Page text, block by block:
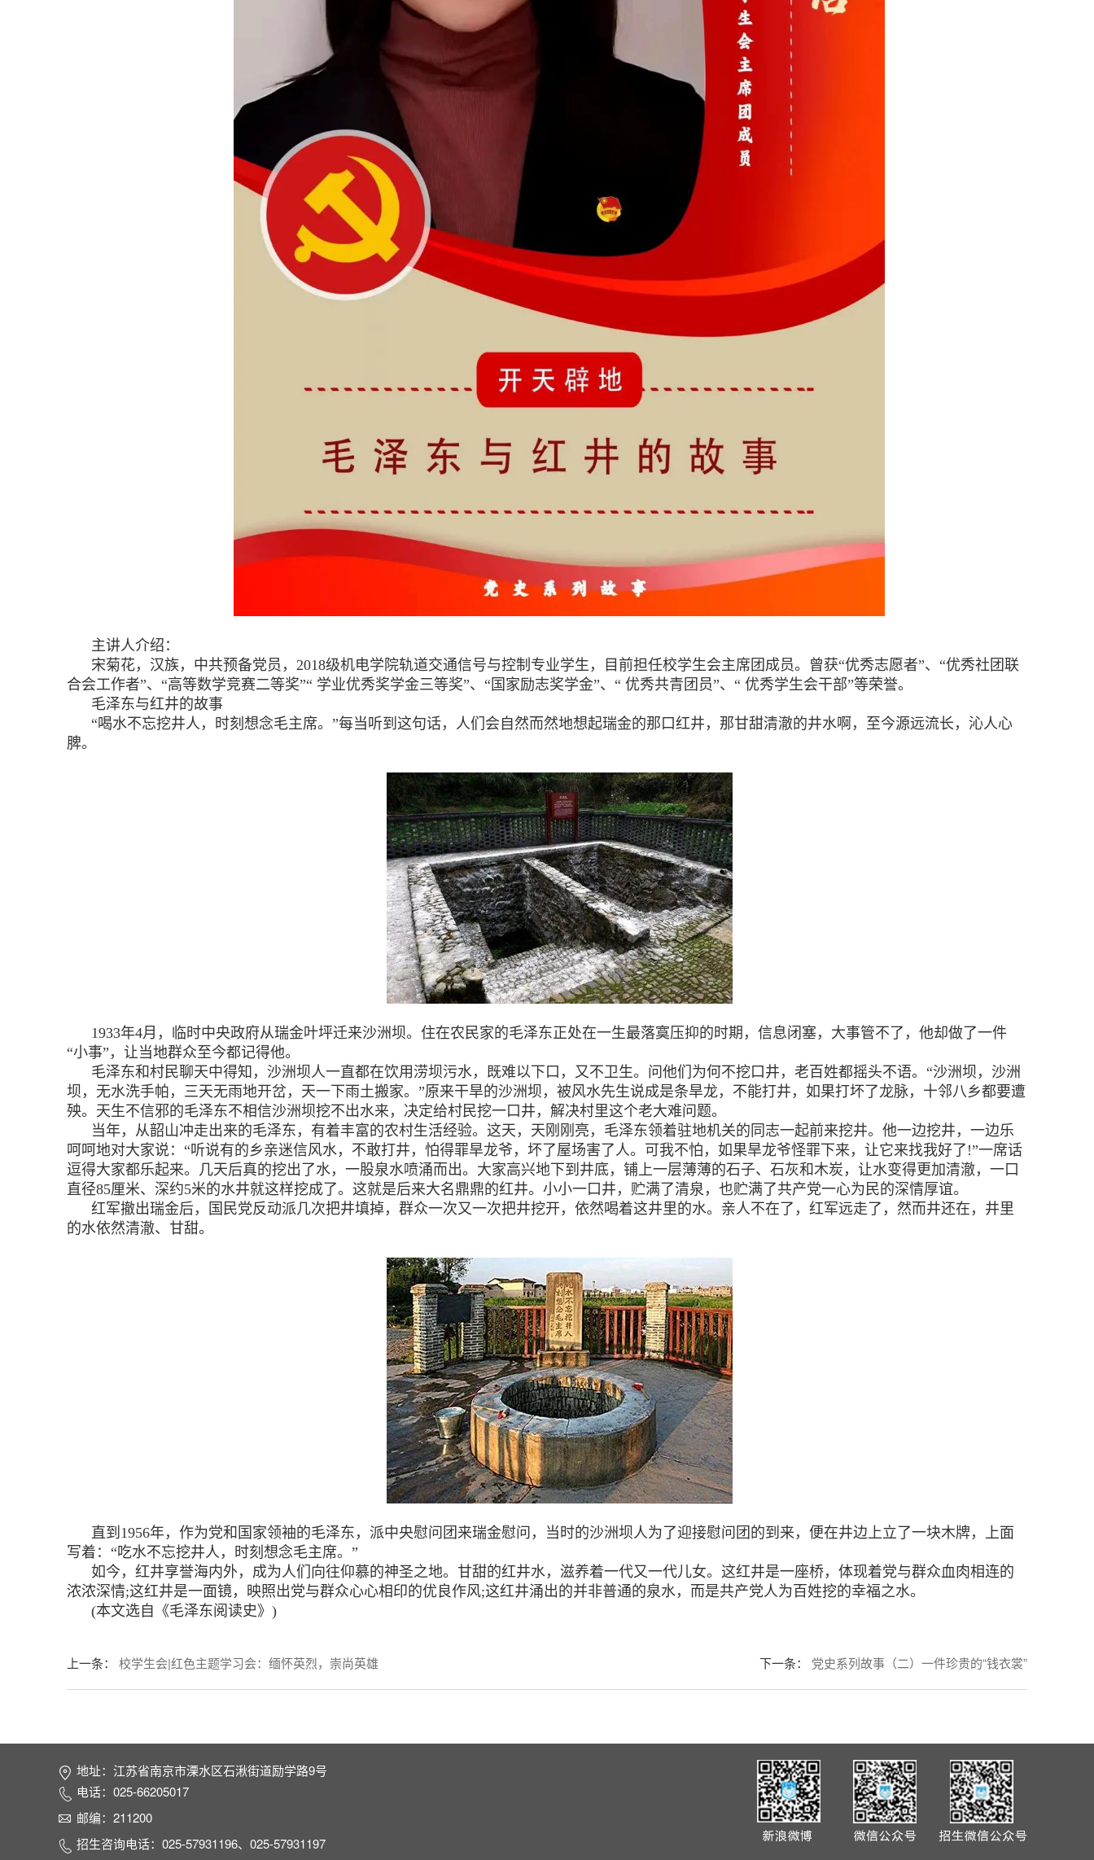
主讲人介绍：
宋菊花，汉族，中共预备党员，2018级机电学院轨道交通信号与控制专业学生，目前担任校学生会主席团成员。曾获“优秀志愿者”、“优秀社团联
合会工作者”、“高等数学竞赛二等奖”“ 学业优秀奖学金三等奖”、“国家励志奖学金”、“ 优秀共青团员”、“ 优秀学生会干部”等荣誉。
毛泽东与红井的故事
“喝水不忘挖井人，时刻想念毛主席。”每当听到这句话，人们会自然而然地想起瑞金的那口红井，那甘甜清澈的井水啊，至今源远流长，沁人心
脾。
1933年4月，临时中央政府从瑞金叶坪迁来沙洲坝。住在农民家的毛泽东正处在一生最落寞压抑的时期，信息闭塞，大事管不了，他却做了一件
“小事”，让当地群众至今都记得他。
毛泽东和村民聊天中得知，沙洲坝人一直都在饮用涝坝污水，既难以下口，又不卫生。问他们为何不挖口井，老百姓都摇头不语。“沙洲坝，沙洲
坝，无水洗手帕，三天无雨地开岔，天一下雨土搬家。”原来干旱的沙洲坝，被风水先生说成是条旱龙，不能打井，如果打坏了龙脉，十邻八乡都要遭
殃。天生不信邪的毛泽东不相信沙洲坝挖不出水来，决定给村民挖一口井，解决村里这个老大难问题。
当年，从韶山冲走出来的毛泽东，有着丰富的农村生活经验。这天，天刚刚亮，毛泽东领着驻地机关的同志一起前来挖井。他一边挖井，一边乐
呵呵地对大家说：“听说有的乡亲迷信风水，不敢打井，怕得罪旱龙爷，坏了屋场害了人。可我不怕，如果旱龙爷怪罪下来，让它来找我好了!”一席话
逗得大家都乐起来。几天后真的挖出了水，一股泉水喷涌而出。大家高兴地下到井底，铺上一层薄薄的石子、石灰和木炭，让水变得更加清澈，一口
直径85厘米、深约5米的水井就这样挖成了。这就是后来大名鼎鼎的红井。小小一口井，贮满了清泉，也贮满了共产党一心为民的深情厚谊。
红军撤出瑞金后，国民党反动派几次把井填掉，群众一次又一次把井挖开，依然喝着这井里的水。亲人不在了，红军远走了，然而井还在，井里
的水依然清澈、甘甜。
直到1956年，作为党和国家领袖的毛泽东，派中央慰问团来瑞金慰问，当时的沙洲坝人为了迎接慰问团的到来，便在井边上立了一块木牌，上面
写着：“吃水不忘挖井人，时刻想念毛主席。”
如今，红井享誉海内外，成为人们向往仰慕的神圣之地。甘甜的红井水，滋养着一代又一代儿女。这红井是一座桥，体现着党与群众血肉相连的
浓浓深情;这红井是一面镜，映照出党与群众心心相印的优良作风;这红井涌出的并非普通的泉水，而是共产党人为百姓挖的幸福之水。
(本文选自《毛泽东阅读史》)
上一条： 校学生会|红色主题学习会：缅怀英烈，崇尚英雄 下一条： 党史系列故事（二）一件珍贵的“钱衣裳”
地址：江苏省南京市溧水区石湫街道励学路9号
电话： 025-66205017
邮编：211200
招生咨询电话： 025-57931196、 025-57931197